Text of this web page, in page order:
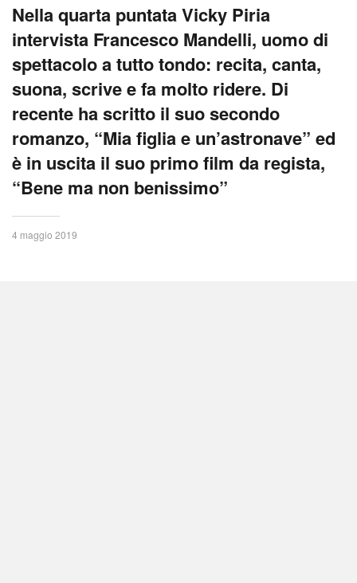
Nella quarta puntata Vicky Piria
intervista Francesco Mandelli, uomo di
spettacolo a tutto tondo: recita, canta,
suona, scrive e fa molto ridere. Di
recente ha scritto il suo secondo
romanzo, “Mia figlia e un’astronave” ed
è in uscita il suo primo film da regista,
“Bene ma non benissimo”
4 maggio 2019